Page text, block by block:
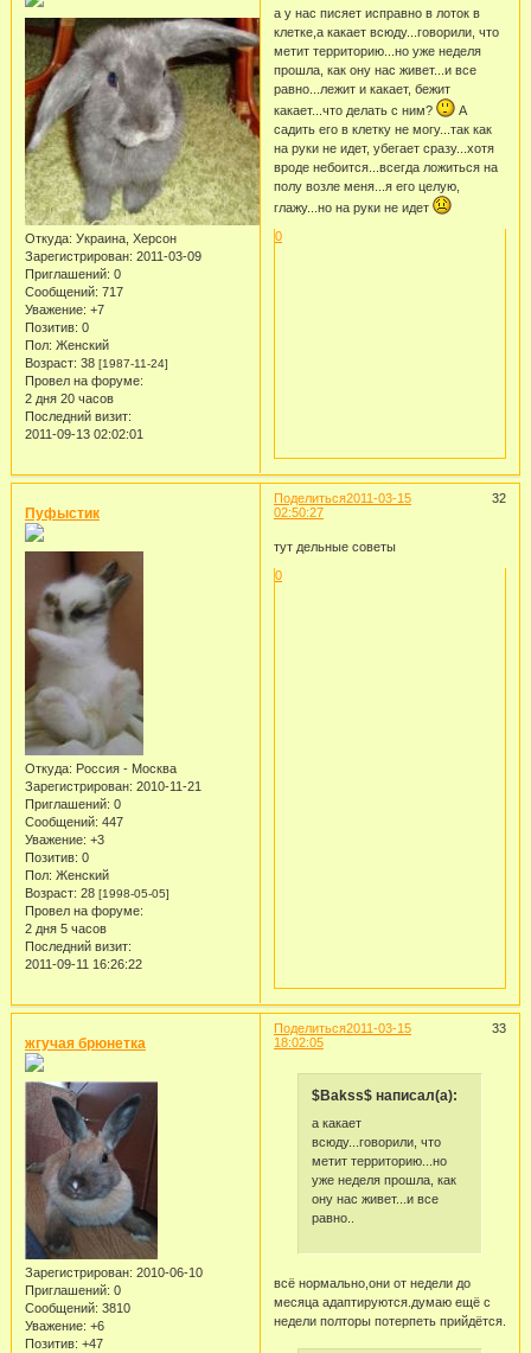
Откуда: Украина, Херсон
Зарегистрирован: 2011-03-09
Приглашений: 0
Сообщений: 717
Уважение: +7
Позитив: 0
Пол: Женский
Возраст: 38 [1987-11-24]
Провел на форуме:
2 дня 20 часов
Последний визит:
2011-09-13 02:02:01
а у нас писяет исправно в лоток в
клетке,а какает всюду...говорили, что
метит территорию...но уже неделя
прошла, как ону нас живет...и все
равно...лежит и какает, бежит
какает...что делать с ним?
А
садить его в клетку не могу...так как
на руки не идет, убегает сразу...хотя
вроде небоится...всегда ложиться на
полу возле меня...я его целую,
глажу...но на руки не идет
0
Поделиться 32
2011-03-15
02:50:27
Пуфыстик
Откуда: Россия - Москва
Зарегистрирован: 2010-11-21
Приглашений: 0
Сообщений: 447
Уважение: +3
Позитив: 0
Пол: Женский
Возраст: 28 [1998-05-05]
Провел на форуме:
2 дня 5 часов
Последний визит:
2011-09-11 16:26:22
тут дельные советы
0
Поделиться 33
2011-03-15
18:02:05
жгучая брюнетка
Зарегистрирован: 2010-06-10
Приглашений: 0
Сообщений: 3810
Уважение: +6
Позитив: +47
$Bakss$ написал(а):
а какает
всюду...говорили, что
метит территорию...но
уже неделя прошла, как
ону нас живет...и все
равно..
всё нормально,они от недели до
месяца адаптируются.думаю ещё с
недели полторы потерпеть прийдётся.